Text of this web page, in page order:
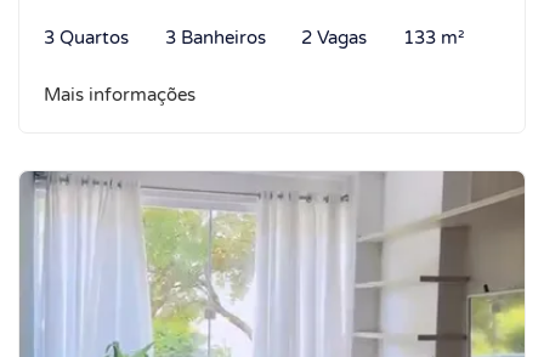
3 Quartos 3 Banheiros 2 Vagas 133 m²
Mais informações